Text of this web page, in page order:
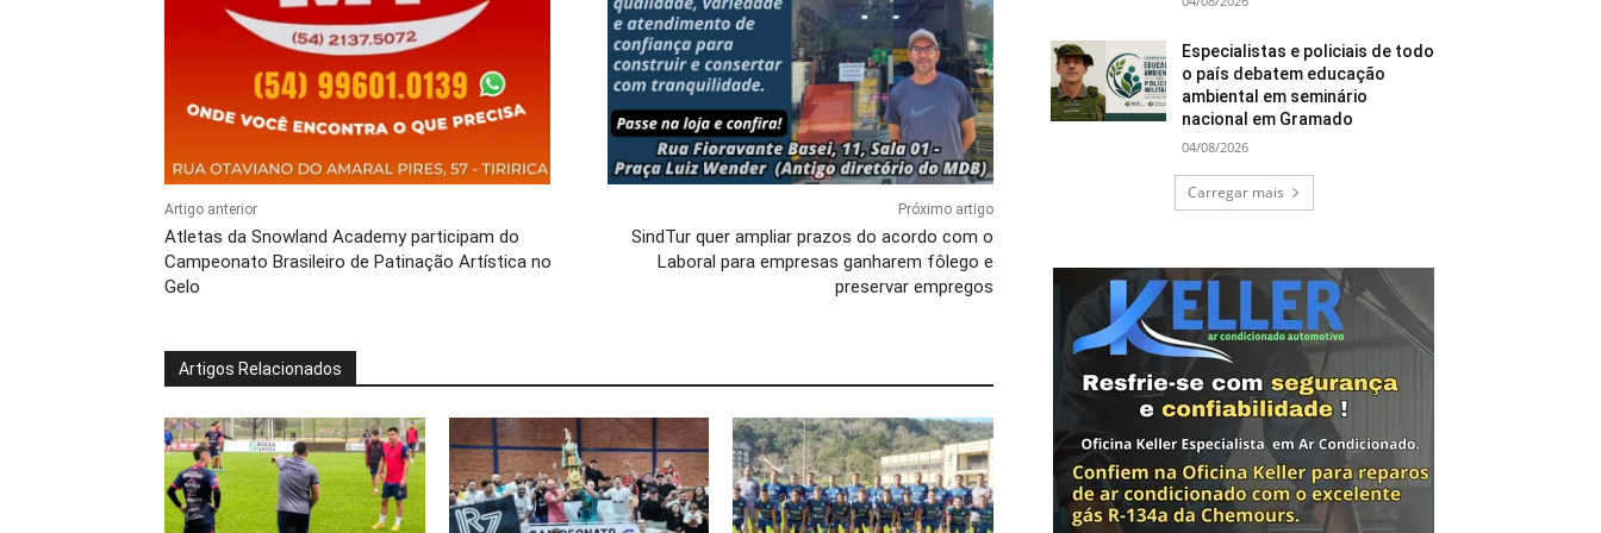
Artigo anterior
Atletas da Snowland Academy participam do
Campeonato Brasileiro de Patinação Artística no
Gelo
Próximo artigo
SindTur quer ampliar prazos do acordo com o
Laboral para empresas ganharem fôlego e
preservar empregos
Artigos Relacionados
Especialistas e policiais de todo
o país debatem educação
ambiental em seminário
nacional em Gramado
04/08/2026
Carregar mais